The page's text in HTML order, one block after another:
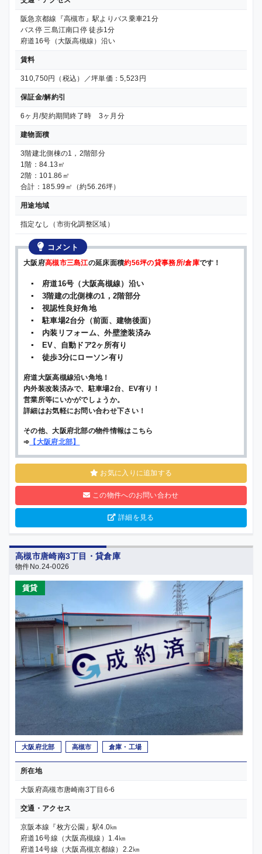
阪急京都線『高槻市』駅よりバス乗車21分
バス停 三島江南口停 徒歩1分
府道16号（大阪高槻線）沿い
賃料
310,750円（税込）／坪単価：5,523円
保証金/解約引
6ヶ月/契約期間終了時 3ヶ月分
建物面積
3階建北側棟の1，2階部分
1階：84.13㎡
2階：101.86㎡
合計：185.99㎡（約56.26坪）
用途地域
指定なし（市街化調整区域）
コメント
大阪府高槻市三島江の延床面積約56坪の貸事務所/倉庫です！
▪ 府道16号（大阪高槻線）沿い
▪ 3階建の北側棟の1，2階部分
▪ 視認性良好角地
▪ 駐車場2台分（前面、建物後面）
▪ 内装リフォーム、外壁塗装済み
▪ EV、自動ドア2ヶ所有り
▪ 徒歩3分にローソン有り
府道大阪高槻線沿い角地！
内外装改装済みで、駐車場2台、EV有り！
営業所等にいかがでしょうか。
詳細はお気軽にお問い合わせ下さい！
その他、大阪府北部の物件情報はこちら
➾ 【大阪府北部】
お気に入りに追加する
この物件へのお問い合わせ
詳細を見る
高槻市唐崎南3丁目・貸倉庫
物件No.24-0026
賃貸
大阪府北部 高槻市 倉庫・工場
所在地
大阪府高槻市唐崎南3丁目6-6
交通・アクセス
京阪本線『枚方公園』駅4.0㎞
府道16号線（大阪高槻線）1.4㎞
府道14号線（大阪高槻京都線）2.2㎞